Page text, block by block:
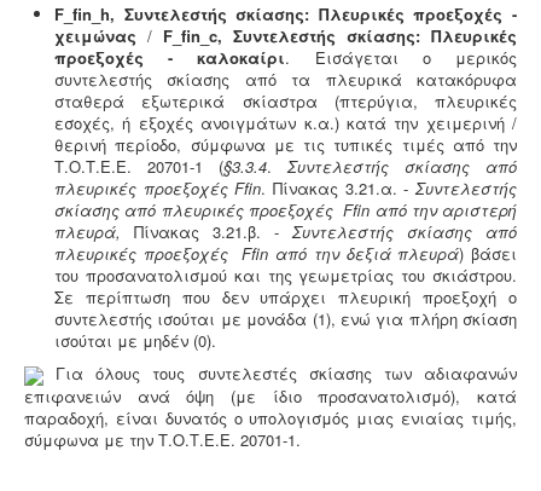
F_fin_ h, Συντελεστής σκίασης: Πλευρικές προεξοχές -
χειμώνας / F_fin_ c, Συντελεστής σκίασης: Πλευρικές
προεξοχές - καλοκαίρι. Εισάγεται ο μερικός
συντελεστής σκίασης από τα πλευρικά κατακόρυφα
σταθερά εξωτερικά σκίαστρα (πτερύγια, πλευρικές
εσοχές, ή εξοχές ανοιγμάτων κ.α.) κατά την χειμερινή /
θερινή περίοδο, σύμφωνα με τις τυπικές τιμές από την
Τ.Ο.Τ.Ε.Ε. 20701-1 (§3.3.4.
Συντελεστής σκίασης από
πλευρικές προεξοχές Ffin. Πίνακας 3.21.α. - Συντελεστής
σκίασης από πλευρικές προεξοχές Ffin από την αριστερή
πλευρά,
Πίνακας 3.21.β. - Συντελεστής σκίασης από
πλευρικές προεξοχές Ffin από την δεξιά πλευρά) βάσει
του προσανατολισμού και της γεωμετρίας του σκιάστρου.
Σε περίπτωση που δεν υπάρχει πλευρική προεξοχή ο
συντελεστής ισούται με μονάδα (1), ενώ για πλήρη σκίαση
ισούται με μηδέν (0).
Για όλους τους συντελεστές σκίασης των αδιαφανών
επιφανειών ανά όψη (με ίδιο προσανατολισμό), κατά
παραδοχή, είναι δυνατός ο υπολογισμός μιας ενιαίας τιμής,
σύμφωνα με την Τ.Ο.Τ.Ε.Ε. 20701-1.